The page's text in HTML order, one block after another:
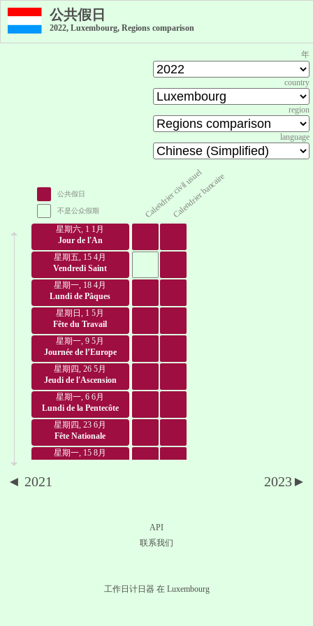
公共假日
2022, Luxembourg, Regions comparison
年
country
region
language
公共假日
不是公众假期 Calendrier civil usuel
Calendrier bancaire
星期六, 1 1月
Jour de l'An
星期五, 15 4月
Vendredi Saint
星期一, 18 4月
Lundi de Pâques
星期日, 1 5月
Fête du Travail
星期一, 9 5月
Journée de l’Europe
星期四, 26 5月
Jeudi de l'Ascension
星期一, 6 6月
Lundi de la Pentecôte
星期四, 23 6月
Fête Nationale
星期一, 15 8月
◄ 2021 2023►
API
联系我们
工作日计日器 在 Luxembourg